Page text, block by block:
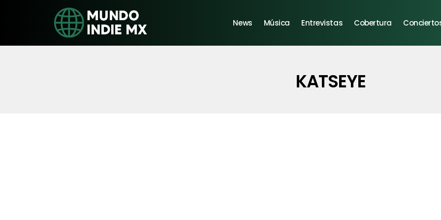
News Música Entrevistas Cobertura
KATSEYE